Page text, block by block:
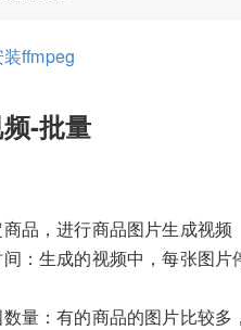
ffmpeg
-批量
品，进行商品图片生成视频
：生成的视频中，每张图
量：有的商品的图片比较